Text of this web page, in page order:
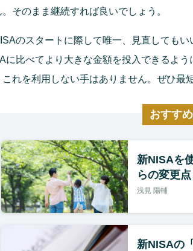
そのまま継続すれば良いでしょう。
のスタートに際して唯一、見直しても
に比べてより大きな金額を投入できるよ
これを利用しない手はありません。ぜひ最
おすす
新NISAを
らの変更点
浅見 陽輔
新NISAの